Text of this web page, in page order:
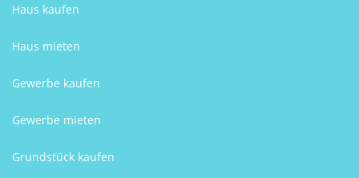
Haus kaufen
Haus mieten
Gewerbe kaufen
Gewerbe mieten
Grundstück kaufen